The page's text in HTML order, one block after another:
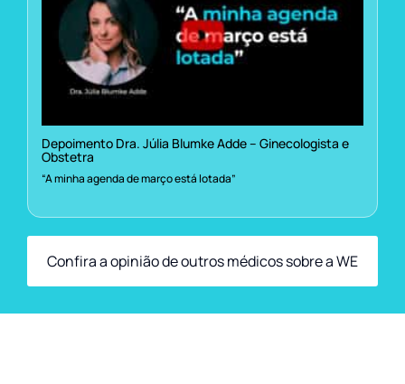
Depoimento Dra. Júlia Blumke Adde – Ginecologista e
Obstetra
“A minha agenda de março está lotada”
Confira a opinião de outros médicos sobre a WE